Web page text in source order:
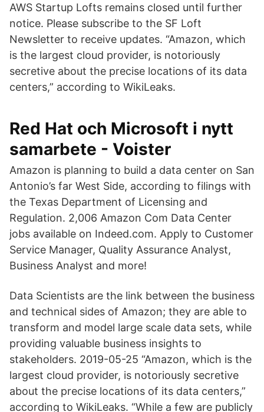
AWS Startup Lofts remains closed until further
notice. Please subscribe to the SF Loft
Newsletter to receive updates. “Amazon, which
is the largest cloud provider, is notoriously
secretive about the precise locations of its data
centers,” according to WikiLeaks.
Red Hat och Microsoft i nytt
samarbete - Voister
Amazon is planning to build a data center on San
Antonio’s far West Side, according to filings with
the Texas Department of Licensing and
Regulation. 2,006 Amazon Com Data Center
jobs available on Indeed.com. Apply to Customer
Service Manager, Quality Assurance Analyst,
Business Analyst and more!
Data Scientists are the link between the business
and technical sides of Amazon; they are able to
transform and model large scale data sets, while
providing valuable business insights to
stakeholders. 2019-05-25 “Amazon, which is the
largest cloud provider, is notoriously secretive
about the precise locations of its data centers,”
according to WikiLeaks. “While a few are publicly